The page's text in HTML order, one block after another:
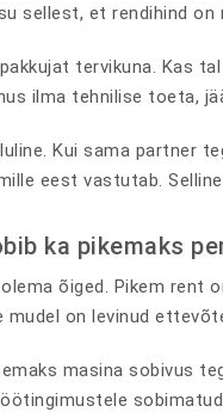
sellest, et rendihind
tervikuna. Kas
ilma tehnilise toeta,
Kui sama partner
eest vastutab.
ka pikemaks
õiged. Pikem
mudel on levinud
masina sobivus